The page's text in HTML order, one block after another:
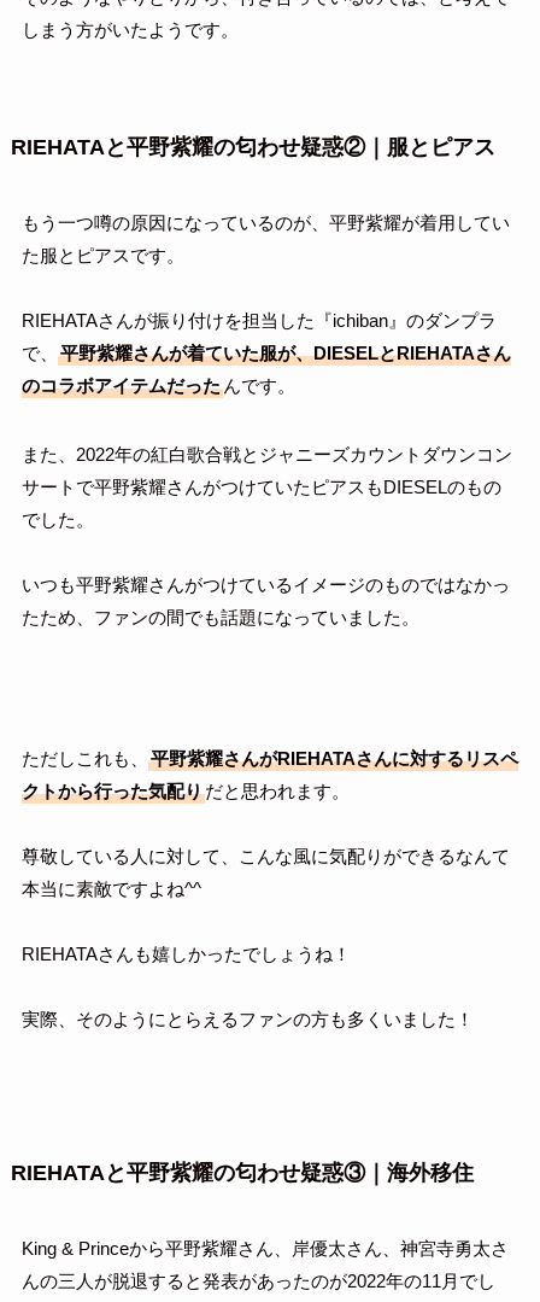
しまう方がいたようです。
RIEHATAと平野紫耀の匂わせ疑惑②｜服とピアス
もう一つ噂の原因になっているのが、平野紫耀が着用してい
た服とピアスです。
RIEHATAさんが振り付けを担当した『ichiban』のダンプラ
で、
平野紫耀さんが着ていた服が、DIESELとRIEHATAさん
のコラボアイテムだったんです。
また、2022年の紅白歌合戦とジャニーズカウントダウンコン
サートで平野紫耀さんがつけていたピアスもDIESELのもの
でした。
いつも平野紫耀さんがつけているイメージのものではなかっ
たため、ファンの間でも話題になっていました。
ただしこれも、
平野紫耀さんがRIEHATAさんに対するリスペ
クトから行った気配りだと思われます。
尊敬している人に対して、こんな風に気配りができるなんて
本当に素敵ですよね^^
RIEHATAさんも嬉しかったでしょうね！
実際、そのようにとらえるファンの方も多くいました！
RIEHATAと平野紫耀の匂わせ疑惑③｜海外移住
King & Princeから平野紫耀さん、岸優太さん、神宮寺勇太さ
んの三人が脱退すると発表があったのが2022年の11月でし